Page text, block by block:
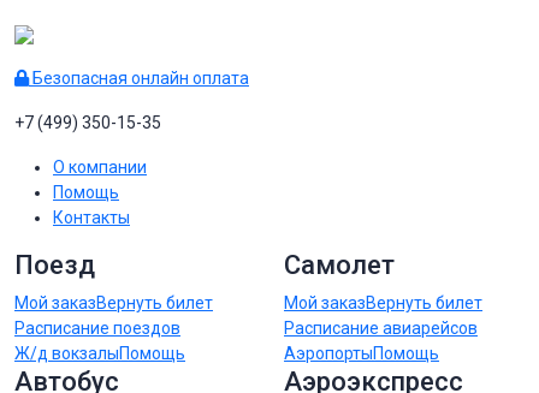
Безопасная онлайн оплата
+7 (499) 350-15-35
О компании
Помощь
Контакты
Поезд
Мой заказВернуть билет
Расписание поездов
Ж/д вокзалыПомощь
Самолет
Мой заказВернуть билет
Расписание авиарейсов
АэропортыПомощь
Автобус Аэроэкспресс